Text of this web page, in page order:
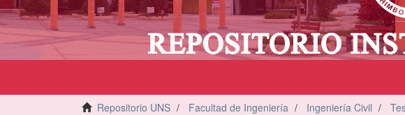
Repositorio UNS Facultad de Ingeniería Ingeniería Civil